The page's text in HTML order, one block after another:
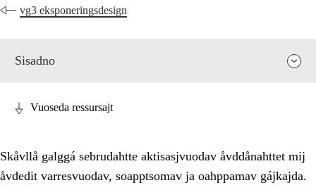
vg3 eksponeringsdesign
Sisadno
Vuoseda ressursajt
Skåvllå galggá sebrudahtte aktisasjvuodav åvddånahttet mij
åvdedit varresvuodav, soapptsomav ja oahppamav gájkajda.